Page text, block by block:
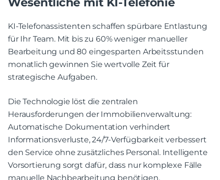
KI-Telefonassistenten schaffen spürbare Entlastung
für Ihr Team. Mit bis zu 60% weniger manueller
Bearbeitung und 80 eingesparten Arbeitsstunden
monatlich gewinnen Sie wertvolle Zeit für
strategische Aufgaben.
Die Technologie löst die zentralen
Herausforderungen der Immobilienverwaltung:
Automatische Dokumentation verhindert
Informationsverluste, 24/7-Verfügbarkeit verbessert
den Service ohne zusätzliches Personal. Intelligente
Vorsortierung sorgt dafür, dass nur komplexe Fälle
manuelle Nachbearbeitung benötigen.